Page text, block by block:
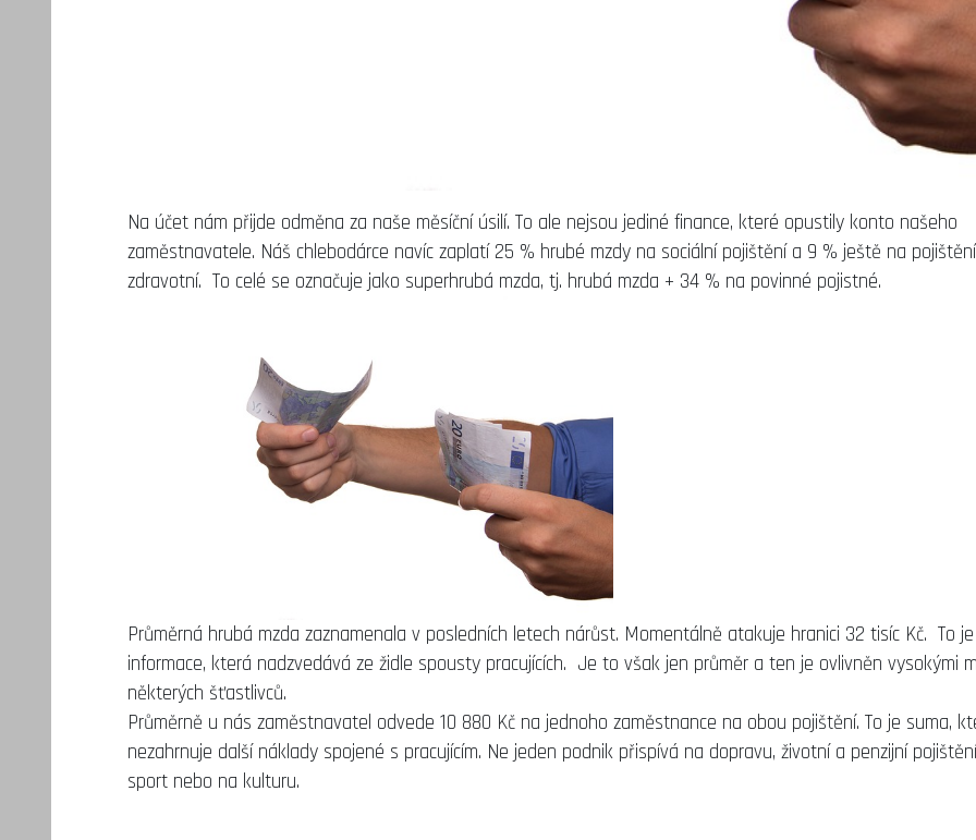
Na účet nám přijde odměna za naše měsíční úsilí. To ale nejsou jediné finance, které opustily konto našeho
zaměstnavatele. Náš chlebodárce navíc zaplatí 25 % hrubé mzdy na sociální pojištění a 9 % ještě na pojištění
zdravotní. To celé se označuje jako superhrubá mzda, tj. hrubá mzda + 34 % na povinné pojistné.
Průměrná hrubá mzda zaznamenala v posledních letech nárůst. Momentálně atakuje hranici 32 tisíc Kč. To je
informace, která nadzvedává ze židle spousty pracujících. Je to však jen průměr a ten je ovlivněn vysokými
některých šťastlivců.
Průměrně u nás zaměstnavatel odvede 10 880 Kč na jednoho zaměstnance na obou pojištění. To je suma,
nezahrnuje další náklady spojené s pracujícím. Ne jeden podnik přispívá na dopravu, životní a penzijní
sport nebo na kulturu.